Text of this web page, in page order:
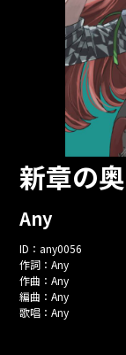
新章の
Any
ID： any0056
作詞：Any
作曲：Any
編曲：Any
歌唱：Any